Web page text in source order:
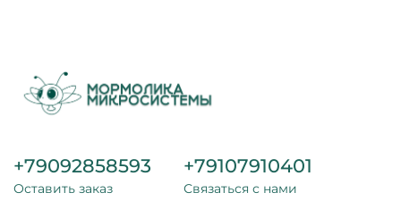
+79092858593
Оставить заказ
+79107910401
Связаться с нами